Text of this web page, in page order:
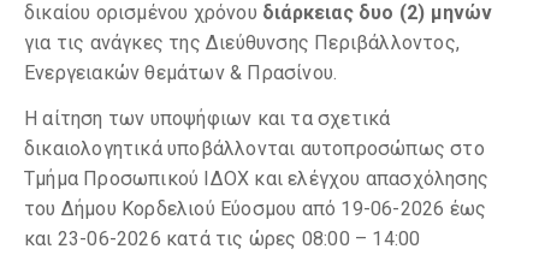
δικαίου ορισμένου χρόνου διάρκειας δυο (2) μηνών
για τις ανάγκες της Διεύθυνσης Περιβάλλοντος,
Ενεργειακών θεμάτων & Πρασίνου.
Η αίτηση των υποψήφιων και τα σχετικά
δικαιολογητικά υποβάλλονται αυτοπροσώπως στο
Τμήμα Προσωπικού ΙΔΟΧ και ελέγχου απασχόλησης
του Δήμου Κορδελιού Εύοσμου από 19-06-2026 έως
και 23-06-2026 κατά τις ώρες 08:00 – 14:00